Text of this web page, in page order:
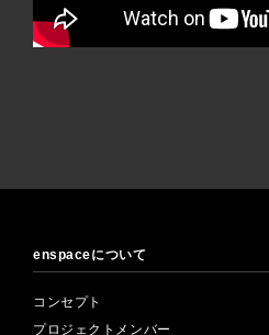
enspaceについて
コンセプト
プロジェクトメンバー